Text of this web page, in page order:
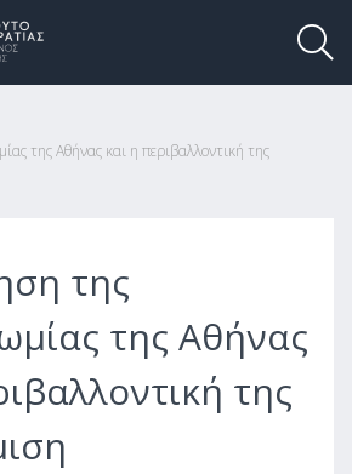
της Αθήνας και η περιβαλλοντική της
της
της Αθήνας
της